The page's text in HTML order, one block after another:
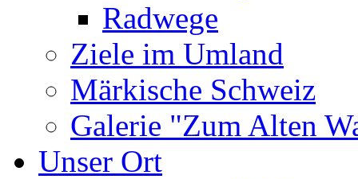
Radwege
Ziele im Umland
Märkische Schweiz
Galerie "Zum Alten
Unser Ort